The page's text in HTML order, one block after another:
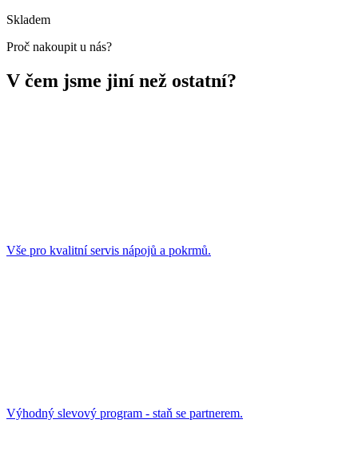
Skladem
Proč nakoupit u nás?
V čem jsme jiní než ostatní?
Vše pro kvalitní servis nápojů a pokrmů.
Výhodný slevový program - staň se partnerem.